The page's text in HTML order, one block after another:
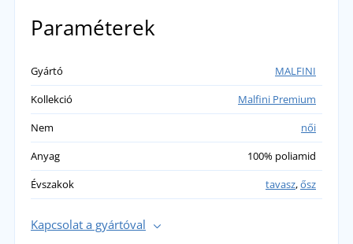
Paraméterek
Gyártó
MALFINI
Kollekció
Malfini Premium
Nem
női
Anyag
100% poliamid
Évszakok
tavasz,ősz
Kapcsolat a gyártóval